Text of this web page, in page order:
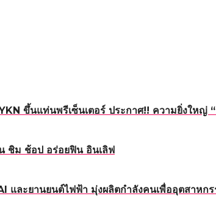
ขึ้นแท่นพรีเซ็นเตอร์ ประกาศ!! ความยิ่งใหญ่
ชิม ช้อป อร่อยฟิน อินเลิฟ
ละยานยนต์ไฟฟ้า มุ่งผลิตกำลังคนเพื่ออุตสาหก